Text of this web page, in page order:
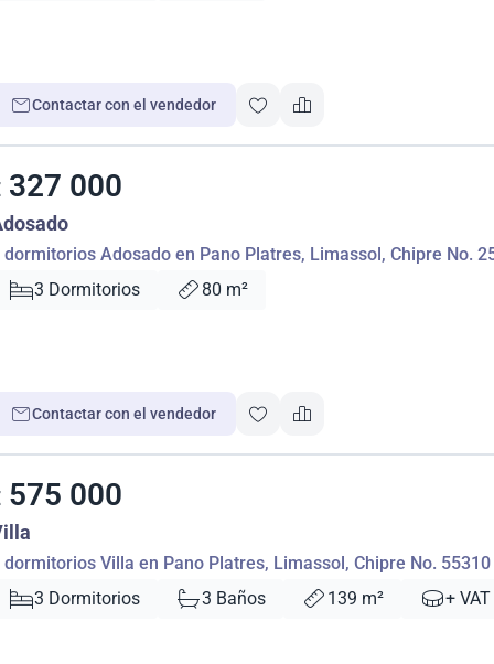
Contactar con el vendedor
327 000
dormitorios Adosado en Pano Platres, Limassol, Chipre No.
3 Dormitorios
80 m²
Contactar con el vendedor
575 000
dormitorios Villa en Pano Platres, Limassol, Chipre No. 55310
3 Dormitorios
3 Baños 139 m² + VAT